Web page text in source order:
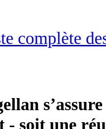
complète
- soit une